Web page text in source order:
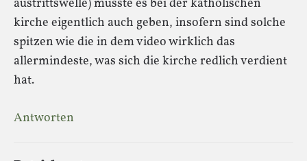
austrittswelle) müsste es bei der katholischen
kirche eigentlich auch geben, insofern sind solche
spitzen wie die in dem video wirklich das
allermindeste, was sich die kirche redlich verdient
hat.
Antworten